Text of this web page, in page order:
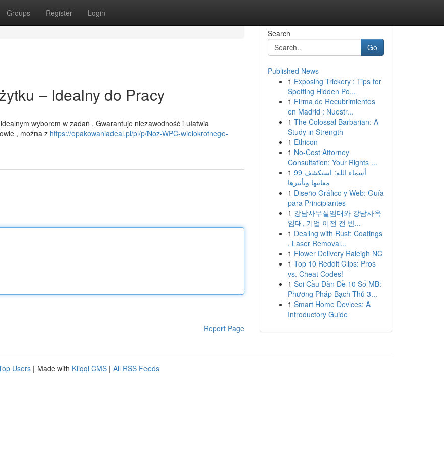
Groups Register Login
– Idealny do Pracy
wyborem w zadań . Gwarantuje niezawodność i ułatwia
, można z https://opakowaniadeal.pl/pl/p/Noz-WPC-wielokrotnego-
Report Page
Search
Go
Published News
1 Exposing Trickery : Tips for
Spotting Hidden Po...
1 Firma de Recubrimientos
en Madrid : Nuestr...
1 The Colossal Barbarian: A
Study in Strength
1 Ethicon
1 No-Cost Attorney
Consultation: Your Rights ...
1 99 أسماء الله: استكشف
معانيها وتأثيرها
1 Diseño Gráfico y Web: Guía
para Principiantes
1 강남사무실임대와 강남사옥
임대, 기업 이전 전 반...
1 Dealing with Rust: Coatings
, Laser Removal...
1 Flower Delivery Raleigh NC
1 Top 10 Reddit Clips: Pros
vs. Cheat Codes!
1 Soi Cầu Dàn Đề 10 Số MB:
Phương Pháp Bạch Thủ 3...
1 Smart Home Devices: A
Introductory Guide
Users | Made with Kliqqi CMS | All RSS Feeds